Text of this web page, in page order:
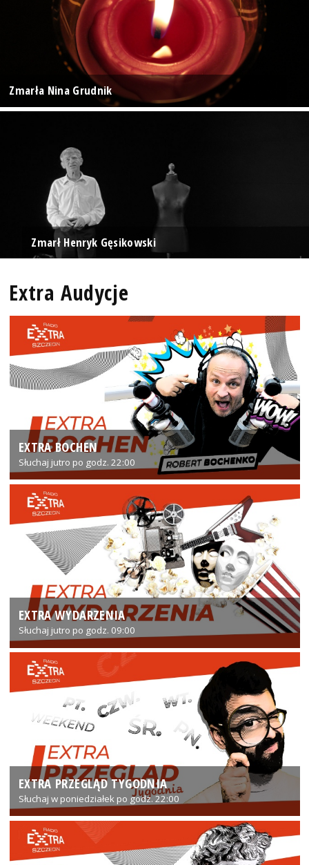
Zmarła Nina Grudnik
Zmarł Henryk Gęsikowski
Extra Audycje
EXTRA BOCHEN
Słuchaj jutro po godz. 22:00
EXTRA WYDARZENIA
Słuchaj jutro po godz. 09:00
EXTRA PRZEGLĄD TYGODNIA
Słuchaj w poniedziałek po godz. 22:00